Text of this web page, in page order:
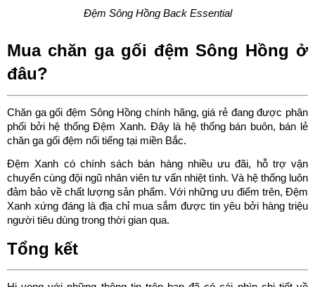
Đệm Sông Hồng Back Essential
Mua chăn ga gối đệm Sông Hồng ở
đâu?
Chăn ga gối đệm Sông Hồng chính hãng, giá rẻ đang được phân
phối bởi hệ thống Đệm Xanh. Đây là hệ thống bán buôn, bán lẻ
chăn ga gối đệm nổi tiếng tại miền Bắc.
Đệm Xanh có chính sách bán hàng nhiều ưu đãi, hỗ trợ vận
chuyển cùng đội ngũ nhân viên tư vấn nhiệt tình. Và hệ thống luôn
đảm bảo về chất lượng sản phẩm. Với những ưu điểm trên, Đệm
Xanh xứng đáng là địa chỉ mua sắm được tin yêu bởi hàng triệu
người tiêu dùng trong thời gian qua.
Tổng kết